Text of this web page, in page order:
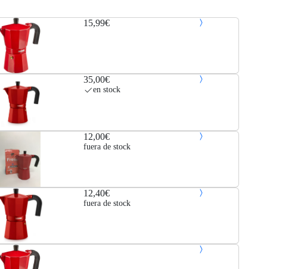
15,99€
35,00€
en stock
12,00€
fuera de stock
12,40€
fuera de stock